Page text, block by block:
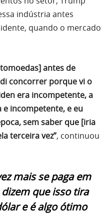
indústria antes
quando o mercado
antes de
concorrer porque vi o
era incompetente, a
incompetente, e eu
sem saber que [iria
terceira vez”, continuou
mais se paga em
que isso tira
e é algo ótimo